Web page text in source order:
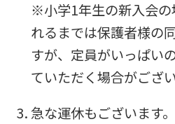
※小学1年生の新入会
れるまでは保護者様の
すが、定員がいっぱい
ていただく場合がござい
急な運休もございます